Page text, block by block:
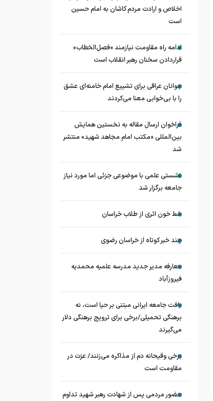
اخلاص و ارادت مردم کاشان به امام حسین
است
ادامه راه مقاومت نیازمند «فصل‌الخطاب»
قراردادن سخنان رهبر انقلاب است
جوانان عراقی برای تشییع امام خامنه‌ای عشق
را با بی‌خوابی معنا می‌کردند
فراخوان ارسال مقاله به نخستین همایش
بین‌المللی «مکتب امام مجاهد شهید» منتشر
شد
نشستی علمی با موضوعی جزئی اما مورد نیاز
جامعه برگزار شد
خط خون اثری از طلاب خراسان
چند خبر کوتاه از خراسان رضوی
معارفه مدیر جدید مدرسه علمیه محمدیه
فیروزآباد
بافت جامعه ایرانی مبتنی بر حیا است، نه
برهنگی تحمیلی/برخی برای ترویج برهنگی دلار
می‌گیرند
برخی وقیحانه دم از مذاکره می‌زنند/ عزت در
مقاومت است
حضور مردمی پس از شهادت رهبر شهید تداوم